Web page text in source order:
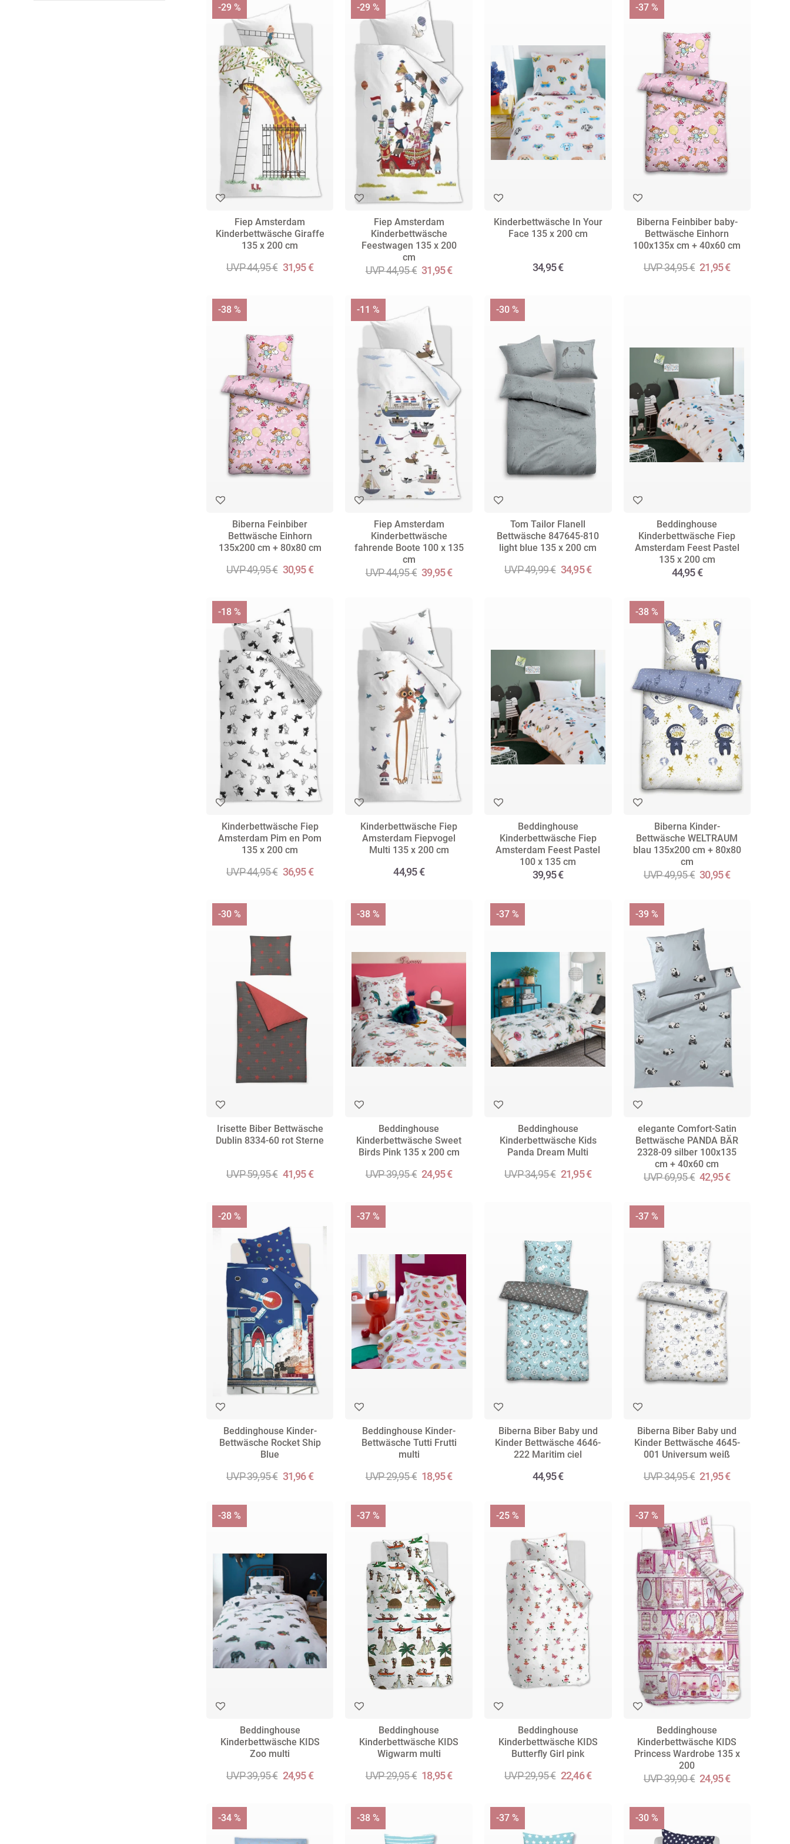
Damai
DDDDD
done
Fiep
Amsterdam
Formesse
Irisette
PIP-
Studio
Ross
SchlafKult
Vivaraise
Walra
Winkler
Fiep Amsterdam
Kinderbettwäsche Giraffe
135 x 200 cm
UVP 44,95 € 31,95 €
-29 %
Fiep Amsterdam
Kinderbettwäsche
Feestwagen 135 x 200
cm
UVP 44,95 € 31,95 €
-29 %
Kinderbettwäsche In Your
Face 135 x 200 cm
34,95 €
Biberna Feinbiber baby-
Bettwäsche Einhorn
100x135x cm + 40x60 cm
UVP 34,95 € 21,95 €
-37 %
Biberna Feinbiber
Bettwäsche Einhorn
135x200 cm + 80x80 cm
UVP 49,95 € 30,95 €
-38 %
Fiep Amsterdam
Kinderbettwäsche
fahrende Boote 100 x 135
cm
UVP 44,95 € 39,95 €
-11 %
Tom Tailor Flanell
Bettwäsche 847645-810
light blue 135 x 200 cm
UVP 49,99 € 34,95 €
-30 %
Beddinghouse
Kinderbettwäsche Fiep
Amsterdam Feest Pastel
135 x 200 cm
44,95 €
Kinderbettwäsche Fiep
Amsterdam Pim en Pom
135 x 200 cm
UVP 44,95 € 36,95 €
-18 %
Kinderbettwäsche Fiep
Amsterdam Fiepvogel
Multi 135 x 200 cm
44,95 €
Beddinghouse
Kinderbettwäsche Fiep
Amsterdam Feest Pastel
100 x 135 cm
39,95 €
Biberna Kinder-
Bettwäsche WELTRAUM
blau 135x200 cm + 80x80
cm
UVP 49,95 € 30,95 €
-38 %
Irisette Biber Bettwäsche
Dublin 8334-60 rot Sterne
UVP 59,95 € 41,95 €
-30 %
Beddinghouse
Kinderbettwäsche Sweet
Birds Pink 135 x 200 cm
UVP 39,95 € 24,95 €
-38 %
Beddinghouse
Kinderbettwäsche Kids
Panda Dream Multi
UVP 34,95 € 21,95 €
-37 %
elegante Comfort-Satin
Bettwäsche PANDA BÄR
2328-09 silber 100x135
cm + 40x60 cm
UVP 69,95 € 42,95 €
-39 %
Beddinghouse Kinder-
Bettwäsche Rocket Ship
Blue
UVP 39,95 € 31,96 €
-20 %
Beddinghouse Kinder-
Bettwäsche Tutti Frutti
multi
UVP 29,95 € 18,95 €
-37 %
Biberna Biber Baby und
Kinder Bettwäsche 4646-
222 Maritim ciel
44,95 €
Biberna Biber Baby und
Kinder Bettwäsche 4645-
001 Universum weiß
UVP 34,95 € 21,95 €
-37 %
Beddinghouse
Kinderbettwäsche KIDS
Zoo multi
UVP 39,95 € 24,95 €
-38 %
Beddinghouse
Kinderbettwäsche KIDS
Wigwarm multi
UVP 29,95 € 18,95 €
-37 %
Beddinghouse
Kinderbettwäsche KIDS
Butterfly Girl pink
UVP 29,95 € 22,46 €
-25 %
Beddinghouse
Kinderbettwäsche KIDS
Princess Wardrobe 135 x
200
UVP 39,90 € 24,95 €
-37 %
-34 % -38 % -37 % -30 %